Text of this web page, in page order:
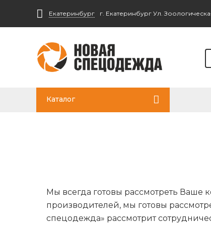
Екатеринбург г. Екатеринбург Ул.
Каталог
Мы всегда готовы рассмотреть
производителей, мы готовы
спецодежда» рассмотрит